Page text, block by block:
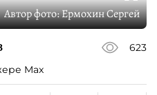
Автор фото:Ермохин Сергей
623
Max